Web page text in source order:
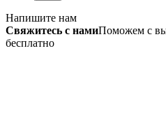
Напишите нам
Свяжитесь с намиПоможем с
бесплатно